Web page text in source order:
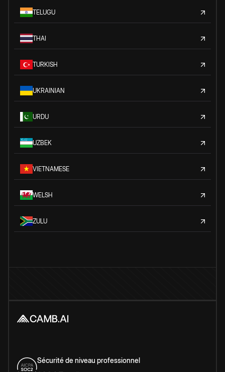
TELUGU
THAI
TURKISH
UKRAINIAN
URDU
UZBEK
VIETNAMESE
WELSH
ZULU
Sécurité de niveau professionnel